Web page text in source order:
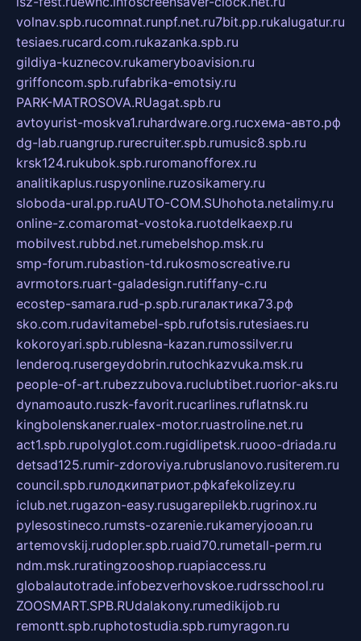
volnav.spb.rucomnat.runpf.net.ru7bit.pp.rukalugatur.ru
tesiaes.rucard.com.rukazanka.spb.ru
gildiya-kuznecov.rukameryboavision.ru
griffoncom.spb.rufabrika-emotsiy.ru
PARK-MATROSOVA.RUagat.spb.ru
avtoyurist-moskva1.ruhardware.org.ruсхема-авто.рф
dg-lab.ruangrup.rurecruiter.spb.rumusic8.spb.ru
krsk124.rukubok.spb.ruromanofforex.ru
analitikaplus.ruspyonline.ruzosikamery.ru
sloboda-ural.pp.ruAUTO-COM.SUhohota.netalimy.ru
online-z.comaromat-vostoka.ruotdelkaexp.ru
mobilvest.rubbd.net.rumebelshop.msk.ru
smp-forum.rubastion-td.rukosmoscreative.ru
avrmotors.ruart-galadesign.rutiffany-c.ru
ecostep-samara.rud-p.spb.ruгалактика73.рф
sko.com.rudavitamebel-spb.rufotsis.rutesiaes.ru
kokoroyari.spb.rublesna-kazan.rumossilver.ru
lenderoq.rusergeydobrin.rutochkazvuka.msk.ru
people-of-art.rubezzubova.ruclubtibet.ruorior-aks.ru
dynamoauto.ruszk-favorit.rucarlines.ruflatnsk.ru
kingbolenskaner.rualex-motor.ruastroline.net.ru
act1.spb.rupolyglot.com.rugidlipetsk.ruooo-driada.ru
detsad125.rumir-zdoroviya.rubruslanovo.rusiterem.ru
council.spb.ruлодкипатриот.рфkafekolizey.ru
iclub.net.rugazon-easy.rusugarepilekb.rugrinox.ru
pylesostineco.rumsts-ozarenie.rukameryjooan.ru
artemovskij.rudopler.spb.ruaid70.rumetall-perm.ru
ndm.msk.ruratingzooshop.ruapiaccess.ru
globalautotrade.infobezverhovskoe.rudrsschool.ru
ZOOSMART.SPB.RUdalakony.rumedikijob.ru
remontt.spb.ruphotostudia.spb.rumyragon.ru